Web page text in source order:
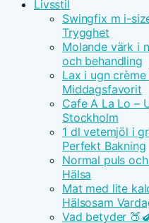
Livsstil
Swingfix m i-
Trygghet
Molande värk i
och behandling
Lax i ugn
Middagsfavorit
Cafe A La Lo –
Stockholm
1 dl vetemjöl i
Perfekt Bakning
Normal puls
Hälsa
Mat med lite
Hälsosam
Vad betyder